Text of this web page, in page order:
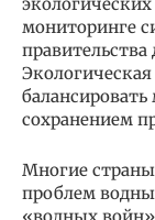
мониторинге
сохранением
Многие
проблем